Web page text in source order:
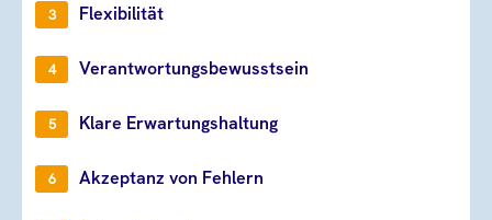
Flexibilität
Verantwortungsbewusstsein
Klare Erwartungshaltung
Akzeptanz von Fehlern